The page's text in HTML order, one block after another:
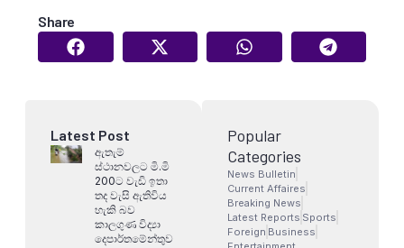
Share
Latest Post
ඇතැම්
ස්ථානවලට මි.මි
200ට වැඩි ඉතා
තද වැසි ඇතිවිය
හැකි බව
කාලගුණ විද්‍යා
දෙපාර්තමේන්තුව
Popular
Categories
News Bulletin
Current Affaires
Breaking News
Latest Reports Sports
Foreign Business